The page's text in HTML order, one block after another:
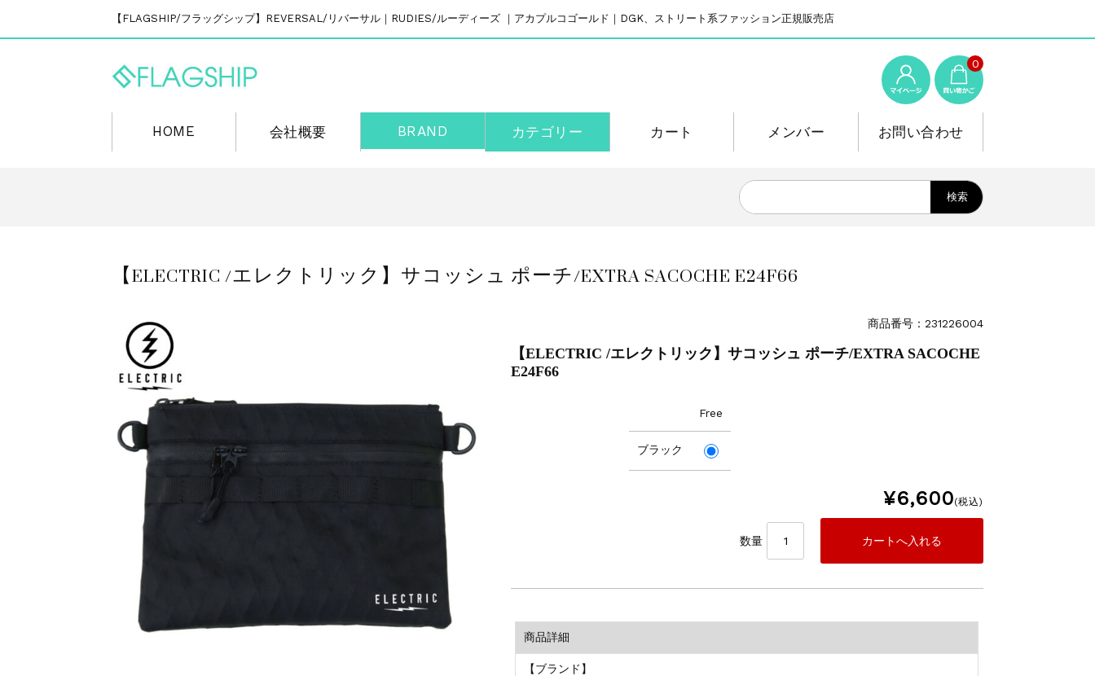
【FLAGSHIP/フラッグシップ】REVERSAL/リバーサル｜RUDIES/ルーディーズ ｜アカプルコゴールド｜DGK、ストリート系ファッション正規販売店
0
HOME 会社概要 BRAND カテゴリー カート メンバー お問い合わせ
【ELECTRIC /エレクトリック】サコッシュ ポーチ/EXTRA SACOCHE E24F66
商品番号：231226004
【ELECTRIC /エレクトリック】サコッシュ ポーチ/EXTRA SACOCHE
E24F66
Free
ブラック
¥6,600(税込)
数量
商品詳細
【ブランド】